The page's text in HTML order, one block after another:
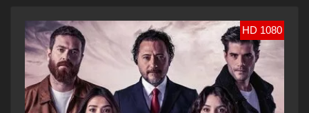
HD 1080